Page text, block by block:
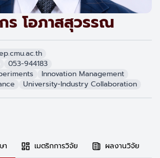
ร โอภาสสุวรรณ
053-944183
Innovation Management
University-Industry Collaboration
า เมตริกการวิจัย ผลงานวิจัย